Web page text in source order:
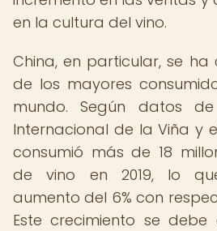
en la cultura del vino.
China, en particular, se ha
de los mayores
mundo. Según datos
Internacional de la Viña y
consumió más de 18
de vino en 2019, lo
aumento del 6% con
Este crecimiento se